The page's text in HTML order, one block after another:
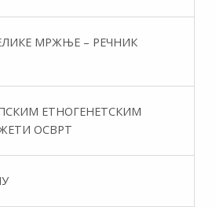
МРЖЊЕ – РЕЧНИК
ЕТНОГЕНЕТСКИМ
ОСВРТ